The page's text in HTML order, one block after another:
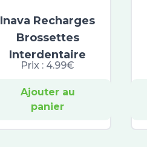
Inava Recharges
Brossettes
Interdentaire
Prix : 4.99€
Ajouter au
panier